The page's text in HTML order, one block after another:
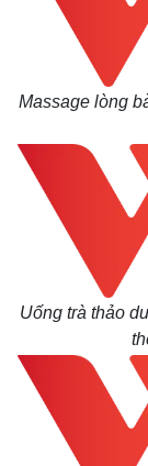
Quan sát
Cuộc sống đó đây
Hồ sơ
Massage lòng
Uống trà thảo